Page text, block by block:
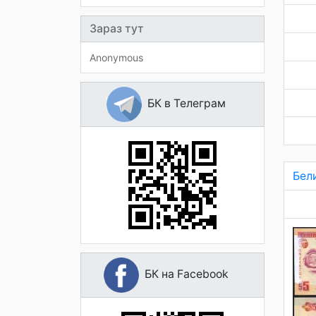
Зараз тут
Anonymous
БК в Телеграм
БК на Facebook